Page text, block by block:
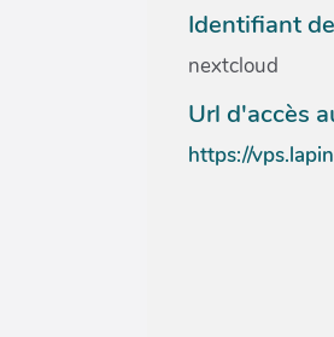
Identifiant
nextcloud
Url d'accès
https://